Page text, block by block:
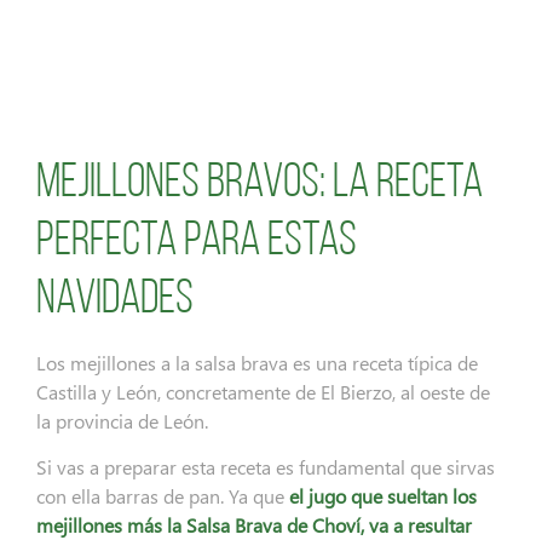
Mejillones bravos: la receta
perfecta para estas
navidades
Los mejillones a la salsa brava es una receta típica de
Castilla y León, concretamente de El Bierzo, al oeste de
la provincia de León.
Si vas a preparar esta receta es fundamental que sirvas
con ella barras de pan. Ya queel jugo que sueltan los
mejillones más la Salsa Brava de Choví, va a resultar